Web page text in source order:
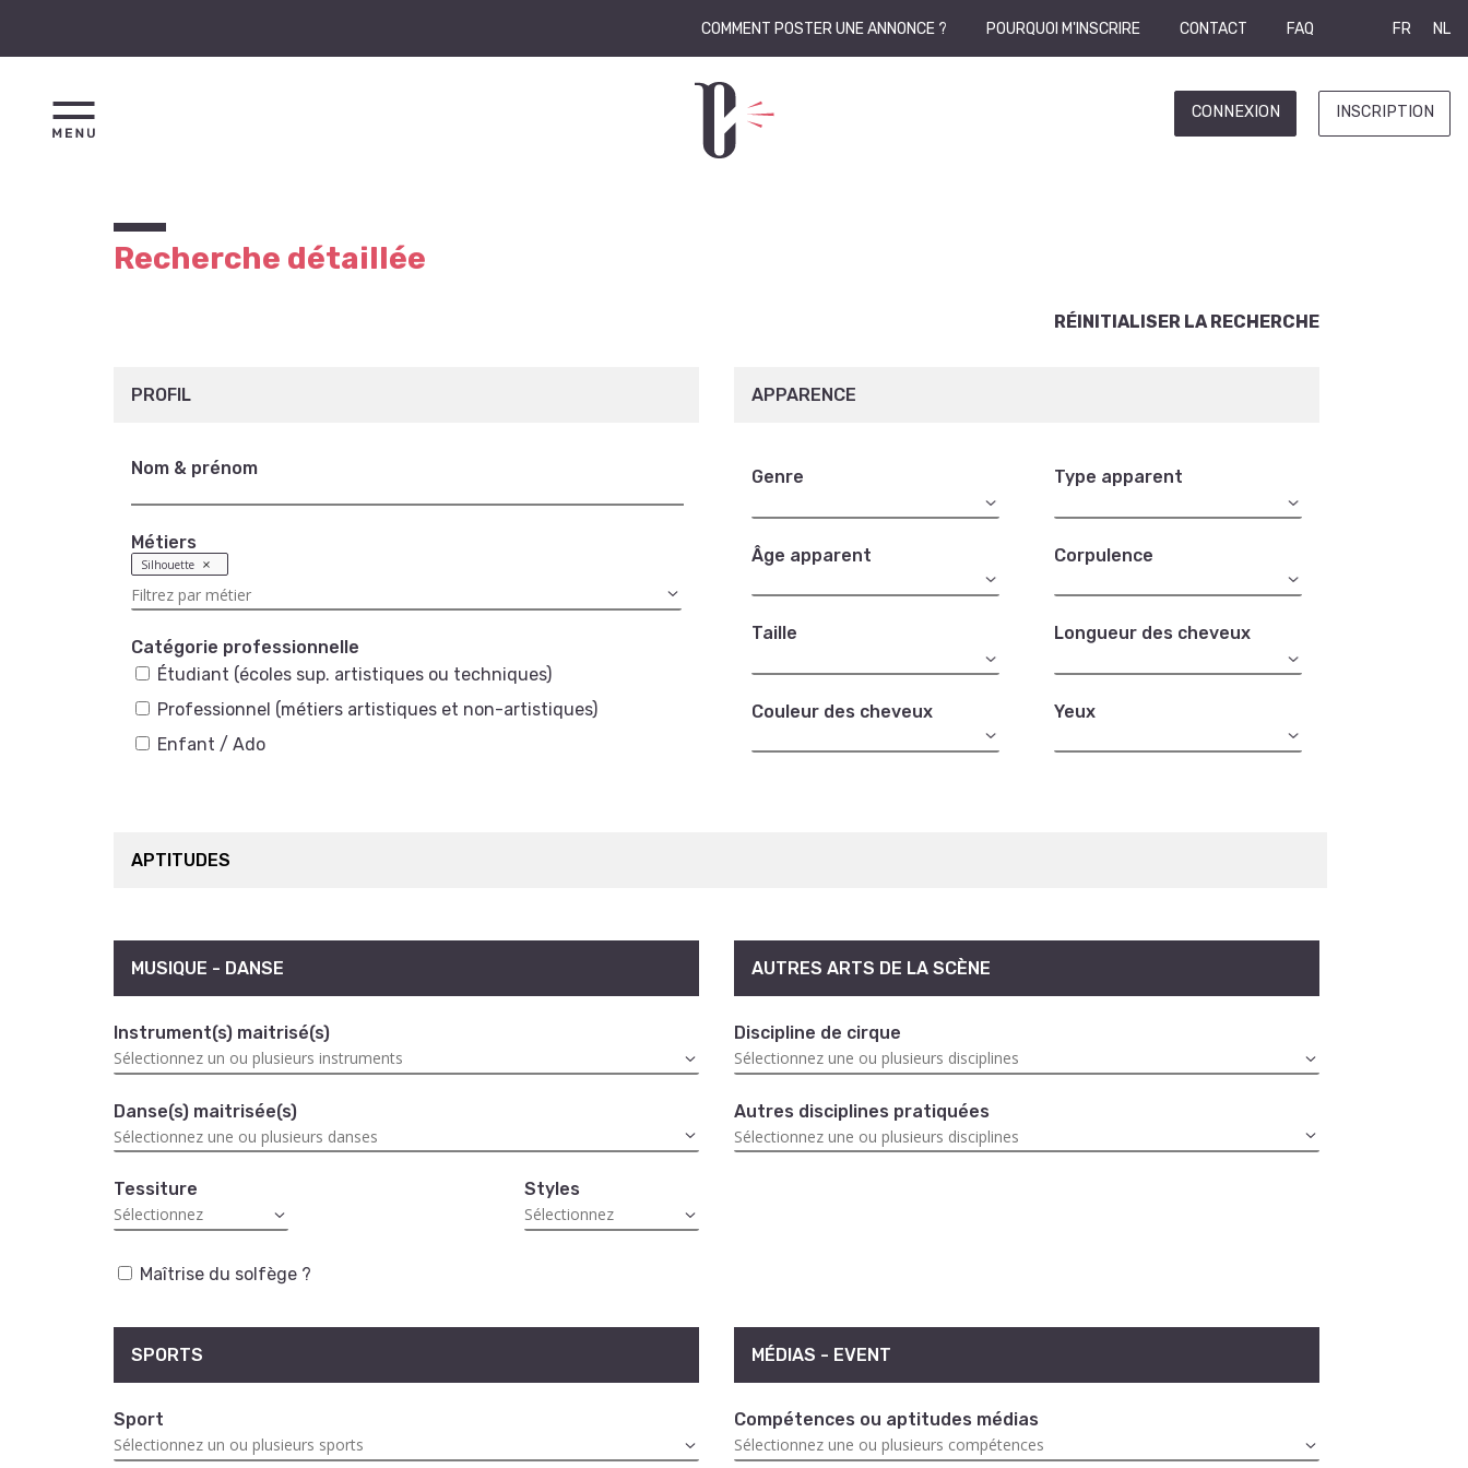
COMMENT POSTER UNE ANNONCE ? POURQUOI M'INSCRIRE CONTACT FAQ FR NL
CONNEXION INSCRIPTION
Recherche détaillée
RÉINITIALISER LA RECHERCHE
PROFIL
Nom & prénom
Métiers
Silhouette
Catégorie professionnelle
Étudiant (écoles sup. artistiques ou techniques)
Professionnel (métiers artistiques et non-artistiques)
Enfant / Ado
APPARENCE
Genre Type apparent
Âge apparent Corpulence
Taille Longueur des cheveux
Couleur des cheveux Yeux
APTITUDES
MUSIQUE - DANSE
Instrument(s) maitrisé(s)
Danse(s) maitrisée(s)
Tessiture Styles
Maîtrise du solfège ?
AUTRES ARTS DE LA SCÈNE
Discipline de cirque
Autres disciplines pratiquées
SPORTS
Sport
MÉDIAS - EVENT
Compétences ou aptitudes médias